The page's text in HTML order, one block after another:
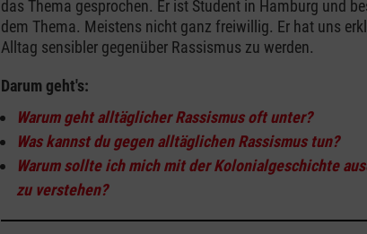
das Thema gesprochen. Er ist Student in Hamburg und
dem Thema. Meistens nicht ganz freiwillig. Er hat uns
Alltag sensibler gegenüber Rassismus zu werden.
Darum geht's:
Warum geht alltäglicher Rassismus oft unter?
Was kannst du gegen alltäglichen Rassismus tun?
Warum sollte ich mich mit der Kolonialgeschichte
zu verstehen?